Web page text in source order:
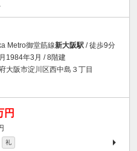
Metro御堂筋線新大阪駅 / 徒歩9分
1984年3月 / 8階建
大阪市淀川区西中島３丁目
円
礼